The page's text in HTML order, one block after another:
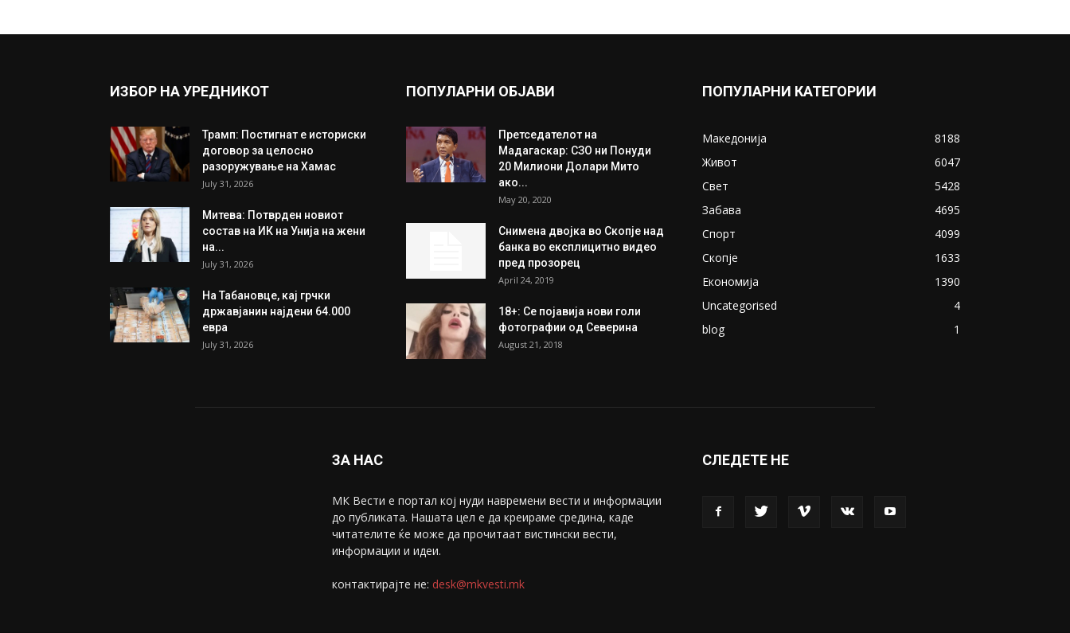
ИЗБОР НА УРЕДНИКОТ
Трамп: Постигнат е историски
договор за целосно
разоружување на Хамас
July 31, 2026
Митева: Потврден новиот
состав на ИК на Унија на жени
на...
July 31, 2026
На Табановце, кај грчки
државјанин најдени 64.000
евра
July 31, 2026
ПОПУЛАРНИ ОБЈАВИ
Претседателот на
Мадагаскар: СЗО ни Понуди
20 Милиони Долари Мито
ако...
May 20, 2020
Снимена двојка во Скопје над
банка во експлицитно видео
пред прозорец
April 24, 2019
18+: Се појавија нови голи
фотографии од Северина
August 21, 2018
ПОПУЛАРНИ КАТЕГОРИИ
Македонија
8188
Живот
6047
Свет
5428
Забава
4695
Спорт
4099
Скопје
1633
Економија
1390
Uncategorised
4
blog
1
ЗА НАС
МК Вести е портал коj нуди навремени вести и информации
до публиката. Нашата цел е да креираме средина, каде
читателите ќе може да прочитаат вистински вести,
информации и идеи.
контактирајте не: desk@mkvesti.mk
СЛЕДЕТЕ НЕ